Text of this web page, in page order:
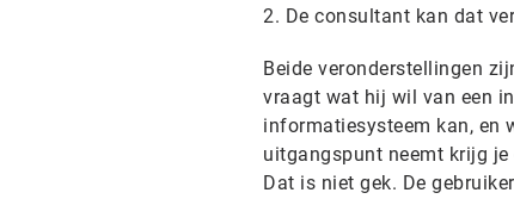
2. De consultant kan dat
Beide veronderstellingen
vraagt wat hij wil van een
informatiesysteem kan, en
uitgangspunt neemt krijg
Dat is niet gek. De